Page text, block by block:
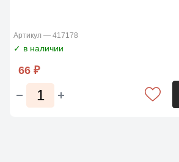
Артикул — 417178
✓ в наличии
66 ₽